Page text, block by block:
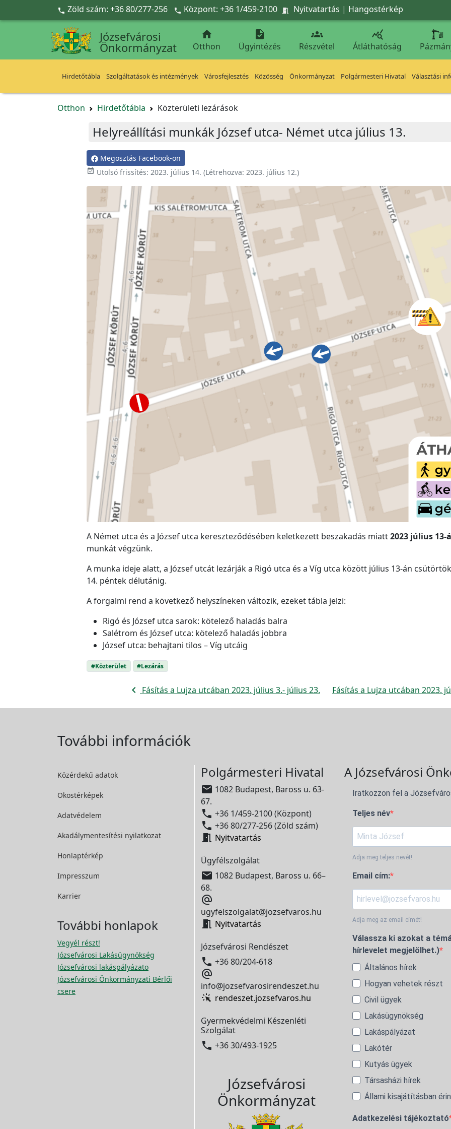
Ugrás a fő tartalomra
 Zöld szám: +36 80/277-256  Központ: +36 1/459-2100  Nyitvatartás | Hangostérkép
Józsefvárosi
Önkormányzat

Otthon

Ügyintézés

Részvétel

Átláthatóság
Hirdetőtábla Szolgáltatások és intézmények Városfejlesztés Közösség Önkormányzat Polgármesteri Hivatal Választási
Otthon Hirdetőtábla Közterületi lezárások
Helyreállítási munkák József utca- Német utca július 13.
Megosztás Facebook-on
event_available Utolsó frissítés: 2023. július 14. (Létrehozva: 2023. július 12.)
A Német utca és a József utca kereszteződésében keletkezett beszakadás miatt2023 július
munkát végzünk.
A munka ideje alatt, a József utcát lezárják a Rigó utca és a Víg utca között július 13-án
14. péntek délutánig.
A forgalmi rend a következő helyszíneken változik, ezeket tábla jelzi:
Rigó és József utca sarok: kötelező haladás balra
Salétrom és József utca: kötelező haladás jobbra
József utca: behajtani tilos – Víg utcáig
#Közterület #Lezárás
navigate_before Fásítás a Lujza utcában 2023. július 3.- július 23. Fásítás a Lujza utcában 2023.
További információk
Közérdekű adatok
Okostérképek
Adatvédelem
Akadálymentesítési nyilatkozat
Honlaptérkép
Impresszum
Karrier
További honlapok
Vegyél részt!
Józsefvárosi Lakásügynökség
Józsefvárosi lakáspályázato
Józsefvárosi Önkormányzati Bérlői
csere
Polgármesteri Hivatal
 1082 Budapest, Baross u. 63-
67.
 +36 1/459-2100 (Központ)
 +36 80/277-256 (Zöld szám)
 Nyitvatartás
Ügyfélszolgálat
 1082 Budapest, Baross u. 66–
68.

ugyfelszolgalat@jozsefvaros.hu
 Nyitvatartás
Józsefvárosi Rendészet
 +36 80/204-618

info@jozsefvarosirendeszet.hu
rendeszet.jozsefvaros.hu
Gyermekvédelmi Készenléti
Szolgálat
 +36 30/493-1925
Józsefvárosi
Önkormányzat
A Józsefvárosi
Iratkozzon fel a
Teljes név
Adja meg teljes nevét!
Email cím:
Adja meg az email címét!
Válassza ki azokat a
hírlevelet megjelölhet.)
Általános hírek
Hogyan vehetek részt
Civil ügyek
Lakásügynökség
Lakáspályázat
Lakótér
Kutyás ügyek
Társasházi hírek
Állami kisajátításban
Adatkezelési tájékoztató